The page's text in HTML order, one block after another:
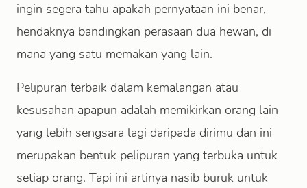
ingin segera tahu apakah pernyataan ini benar,
hendaknya bandingkan perasaan dua hewan, di
mana yang satu memakan yang lain.
Pelipuran terbaik dalam kemalangan atau
kesusahan apapun adalah memikirkan orang lain
yang lebih sengsara lagi daripada dirimu dan ini
merupakan bentuk pelipuran yang terbuka untuk
setiap orang. Tapi ini artinya nasib buruk untuk